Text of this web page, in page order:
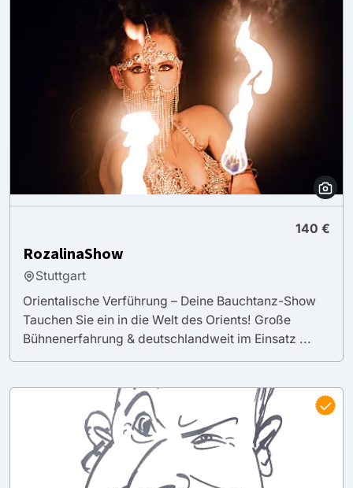
140 €
RozalinaShow
Stuttgart
Orientalische Verführung – Deine Bauchtanz-Show
Tauchen Sie ein in die Welt des Orients! Große
Bühnenerfahrung & deutschlandweit im Einsatz ...